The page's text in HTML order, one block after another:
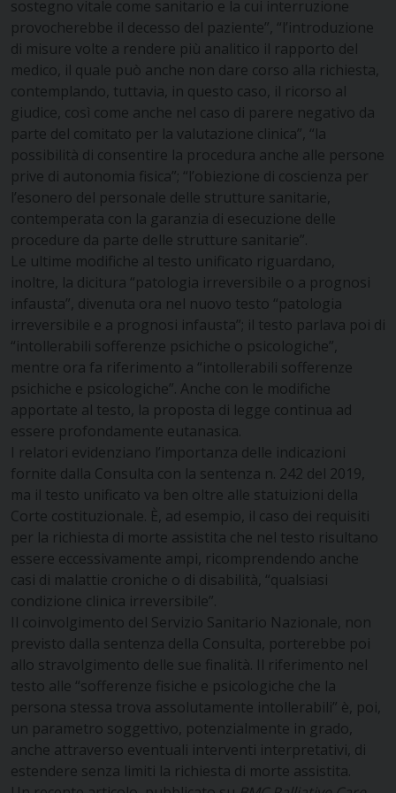
sostegno vitale come sanitario e la cui interruzione
provocherebbe il decesso del paziente”, “l’introduzione
di misure volte a rendere più analitico il rapporto del
medico, il quale può anche non dare corso alla richiesta,
contemplando, tuttavia, in questo caso, il ricorso al
giudice, così come anche nel caso di parere negativo da
parte del comitato per la valutazione clinica”, “la
possibilità di consentire la procedura anche alle persone
prive di autonomia fisica”; “l’obiezione di coscienza per
l’esonero del personale delle strutture sanitarie,
contemperata con la garanzia di esecuzione delle
procedure da parte delle strutture sanitarie”.
Le ultime modifiche al testo unificato riguardano,
inoltre, la dicitura “patologia irreversibile o a prognosi
infausta”, divenuta ora nel nuovo testo “patologia
irreversibile e a prognosi infausta”; il testo parlava poi di
“intollerabili sofferenze psichiche o psicologiche”,
mentre ora fa riferimento a “intollerabili sofferenze
psichiche e psicologiche”. Anche con le modifiche
apportate al testo, la proposta di legge continua ad
essere profondamente eutanasica.
I relatori evidenziano l’importanza delle indicazioni
fornite dalla Consulta con la sentenza n. 242 del 2019,
ma il testo unificato va ben oltre alle statuizioni della
Corte costituzionale. È, ad esempio, il caso dei requisiti
per la richiesta di morte assistita che nel testo risultano
essere eccessivamente ampi, ricomprendendo anche
casi di malattie croniche o di disabilità, “qualsiasi
condizione clinica irreversibile”.
Il coinvolgimento del Servizio Sanitario Nazionale, non
previsto dalla sentenza della Consulta, porterebbe poi
allo stravolgimento delle sue finalità. Il riferimento nel
testo alle “sofferenze fisiche e psicologiche che la
persona stessa trova assolutamente intollerabili” è, poi,
un parametro soggettivo, potenzialmente in grado,
anche attraverso eventuali interventi interpretativi, di
estendere senza limiti la richiesta di morte assistita.